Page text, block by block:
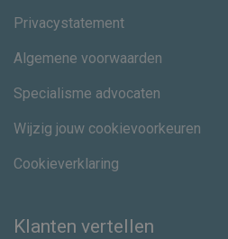
Privacystatement
Algemene voorwaarden
Specialisme advocaten
Wijzig jouw cookievoorkeuren
Cookieverklaring
Klanten vertellen